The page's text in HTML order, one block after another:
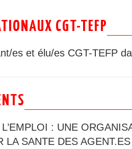
CGT-TEFP
es et élu/es CGT-TEFP
: UNE
LA SANTE DES